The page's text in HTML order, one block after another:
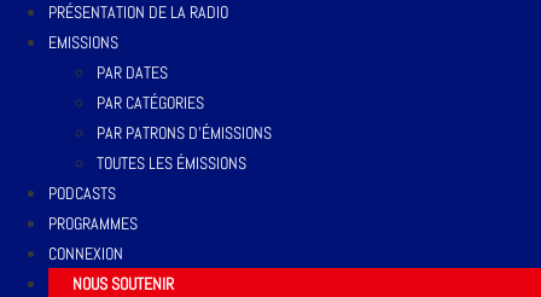
PRÉSENTATION DE LA RADIO
EMISSIONS
PAR DATES
PAR CATÉGORIES
PAR PATRONS D’ÉMISSIONS
TOUTES LES ÉMISSIONS
PODCASTS
PROGRAMMES
CONNEXION
NOUS SOUTENIR